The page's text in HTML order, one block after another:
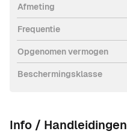
Afmeting
Frequentie
Opgenomen vermogen
Beschermingsklasse
Info / Handleidingen